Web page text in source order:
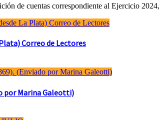
de cuentas correspondiente al Ejercicio
Correo de Lectores
por Marina Galeotti)